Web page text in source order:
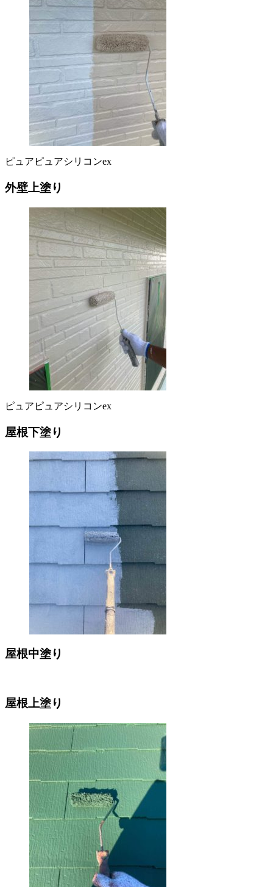
ピュアピュアシリコンex
外壁上塗り
ピュアピュアシリコンex
屋根下塗り
屋根中塗り
屋根上塗り